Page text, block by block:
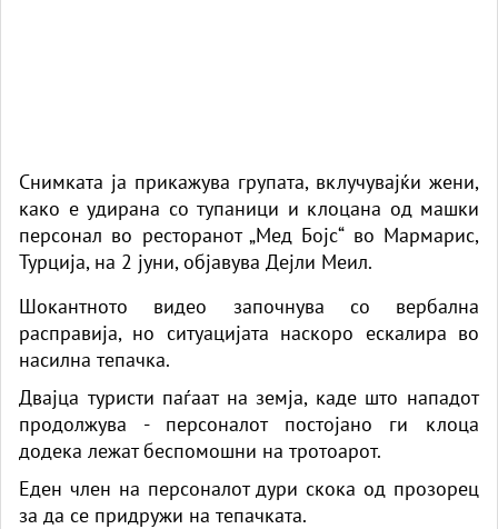
Снимката ја прикажува групата, вклучувајќи жени,
како е удирана со тупаници и клоцана од машки
персонал во ресторанот „Мед Бојс“ во Мармарис,
Турција, на 2 јуни, објавува Дејли Меил.
Шокантното видео започнува со вербална
расправија, но ситуацијата наскоро ескалира во
насилна тепачка.
Двајца туристи паѓаат на земја, каде што нападот
продолжува - персоналот постојано ги клоца
додека лежат беспомошни на тротоарот.
Еден член на персоналот дури скока од прозорец
за да се придружи на тепачката.